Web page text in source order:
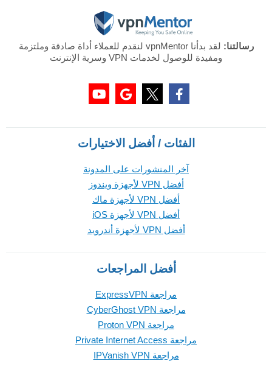
رسالتنا:
لقد بدأنا vpnMentor لنقدم للعملاء أداة صادقة وملتزمة
ومفيدة للوصول لخدمات VPN وسرية الإنترنت
الفئات / أفضل الاختيارات
آخر المنشورات على المدونة
أفضل VPN لأجهزة ويندوز
أفضل VPN لأجهزة ماك
أفضل VPN لأجهزة iOS
أفضل VPN لأجهزة أندرويد
أفضل المراجعات
مراجعة ExpressVPN
مراجعة CyberGhost VPN
مراجعة Proton VPN
مراجعة Private Internet Access
مراجعة IPVanish VPN